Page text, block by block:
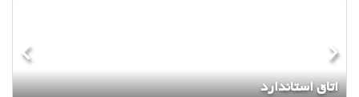
اتاق استاندارد